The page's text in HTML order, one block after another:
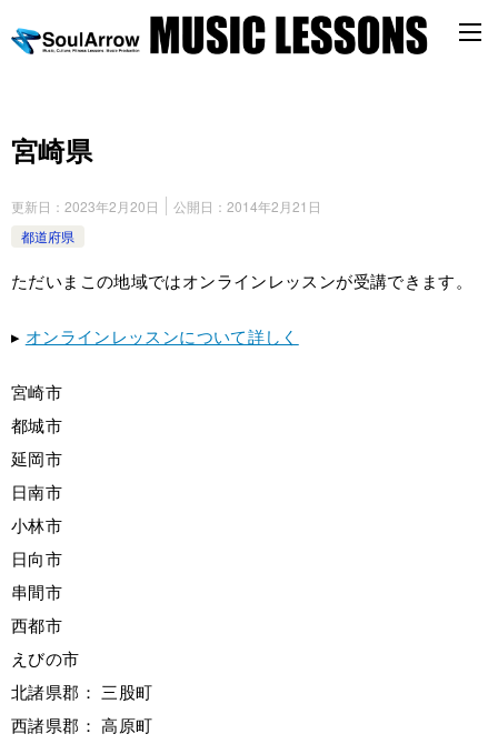
宮崎県
更新日： 2023年2月20日 公開日： 2014年2月21日
都道府県
ただいまこの地域ではオンラインレッスンが受講できます。
▸ オンラインレッスンについて詳しく
宮崎市
都城市
延岡市
日南市
小林市
日向市
串間市
西都市
えびの市
北諸県郡： 三股町
西諸県郡： 高原町